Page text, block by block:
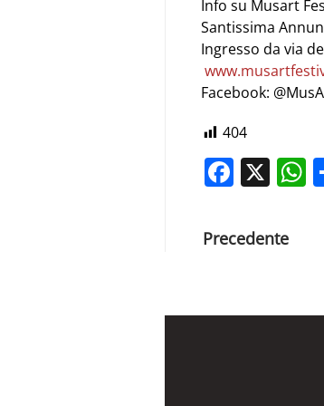
Info su Musart
Santissima
Ingresso da via
Facebook:
404
X
Precedente